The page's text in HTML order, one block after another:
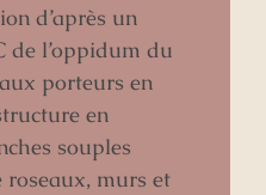
d’après un
de l’oppidum du
porteurs en
en
souples
roseaux, murs et